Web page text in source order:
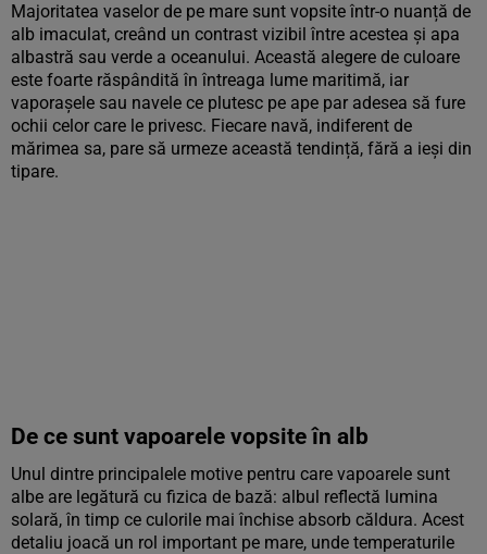
Majoritatea vaselor de pe mare sunt vopsite într-o nuanță de
alb imaculat, creând un contrast vizibil între acestea și apa
albastră sau verde a oceanului. Această alegere de culoare
este foarte răspândită în întreaga lume maritimă, iar
vaporașele sau navele ce plutesc pe ape par adesea să fure
ochii celor care le privesc. Fiecare navă, indiferent de
mărimea sa, pare să urmeze această tendință, fără a ieși din
tipare.
De ce sunt vapoarele vopsite în alb
Unul dintre principalele motive pentru care vapoarele sunt
albe are legătură cu fizica de bază: albul reflectă lumina
solară, în timp ce culorile mai închise absorb căldura. Acest
detaliu joacă un rol important pe mare, unde temperaturile